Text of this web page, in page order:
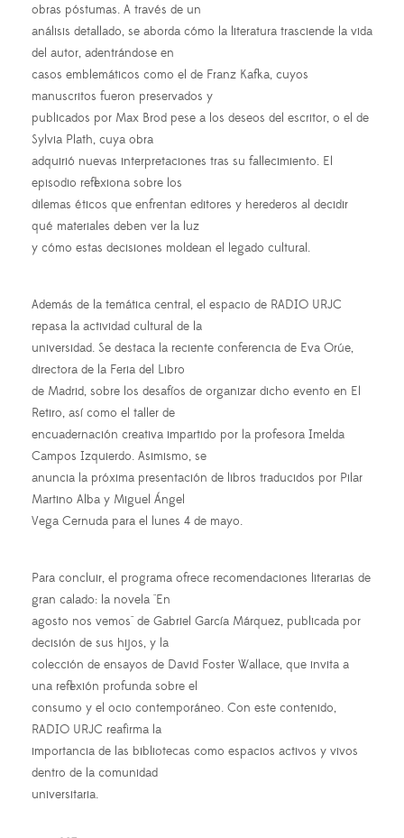
obras póstumas. A través de un
análisis detallado, se aborda cómo la literatura trasciende la vida
del autor, adentrándose en
casos emblemáticos como el de Franz Kafka, cuyos
manuscritos fueron preservados y
publicados por Max Brod pese a los deseos del escritor, o el de
Sylvia Plath, cuya obra
adquirió nuevas interpretaciones tras su fallecimiento. El
episodio reflexiona sobre los
dilemas éticos que enfrentan editores y herederos al decidir
qué materiales deben ver la luz
y cómo estas decisiones moldean el legado cultural.
Además de la temática central, el espacio de RADIO URJC
repasa la actividad cultural de la
universidad. Se destaca la reciente conferencia de Eva Orúe,
directora de la Feria del Libro
de Madrid, sobre los desafíos de organizar dicho evento en El
Retiro, así como el taller de
encuadernación creativa impartido por la profesora Imelda
Campos Izquierdo. Asimismo, se
anuncia la próxima presentación de libros traducidos por Pilar
Martino Alba y Miguel Ángel
Vega Cernuda para el lunes 4 de mayo.
Para concluir, el programa ofrece recomendaciones literarias de
gran calado: la novela "En
agosto nos vemos" de Gabriel García Márquez, publicada por
decisión de sus hijos, y la
colección de ensayos de David Foster Wallace, que invita a
una reflexión profunda sobre el
consumo y el ocio contemporáneo. Con este contenido,
RADIO URJC reafirma la
importancia de las bibliotecas como espacios activos y vivos
dentro de la comunidad
universitaria.